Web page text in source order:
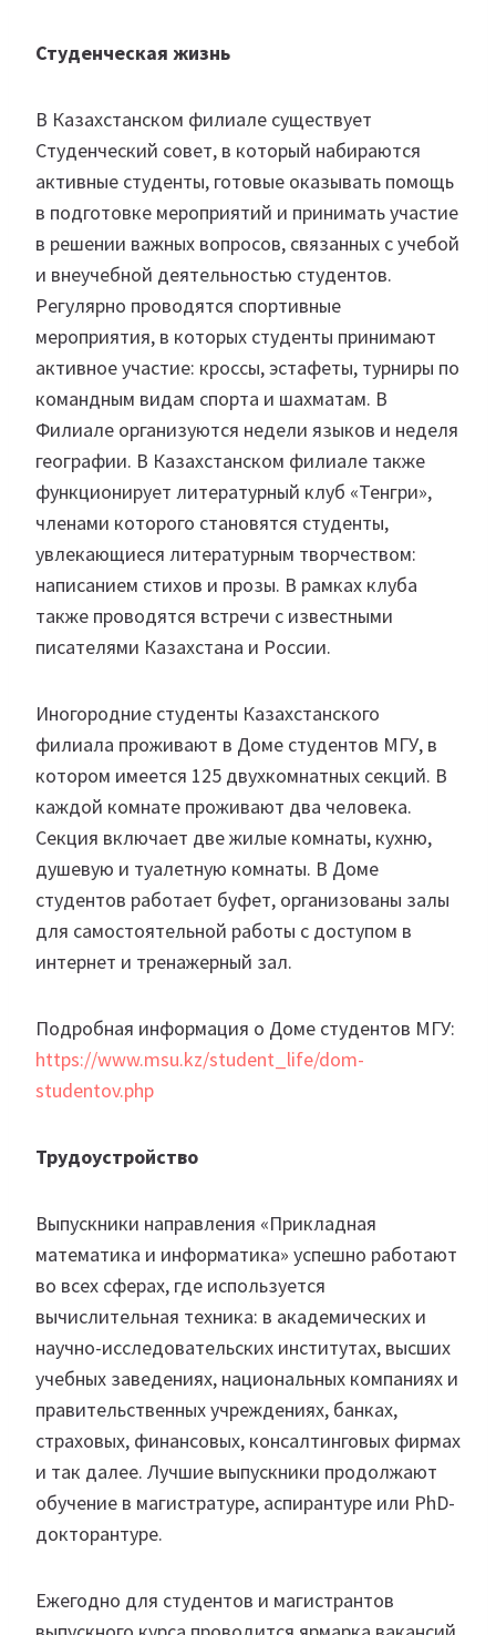
Студенческая жизнь
В Казахстанском филиале существует
Студенческий совет, в который набираются
активные студенты, готовые оказывать помощь
в подготовке мероприятий и принимать участие
в решении важных вопросов, связанных с учебой
и внеучебной деятельностью студентов.
Регулярно проводятся спортивные
мероприятия, в которых студенты принимают
активное участие: кроссы, эстафеты, турниры по
командным видам спорта и шахматам. В
Филиале организуются недели языков и неделя
географии. В Казахстанском филиале также
функционирует литературный клуб «Тенгри»,
членами которого становятся студенты,
увлекающиеся литературным творчеством:
написанием стихов и прозы. В рамках клуба
также проводятся встречи с известными
писателями Казахстана и России.
Иногородние студенты Казахстанского
филиала проживают в Доме студентов МГУ, в
котором имеется 125 двухкомнатных секций. В
каждой комнате проживают два человека.
Секция включает две жилые комнаты, кухню,
душевую и туалетную комнаты. В Доме
студентов работает буфет, организованы залы
для самостоятельной работы с доступом в
интернет и тренажерный зал.
Подробная информация о Доме студентов МГУ:
https://www.msu.kz/student_life/dom-
studentov.php
Трудоустройство
Выпускники направления «Прикладная
математика и информатика» успешно работают
во всех сферах, где используется
вычислительная техника: в академических и
научно-исследовательских институтах, высших
учебных заведениях, национальных компаниях и
правительственных учреждениях, банках,
страховых, финансовых, консалтинговых фирмах
и так далее. Лучшие выпускники продолжают
обучение в магистратуре, аспирантуре или PhD-
докторантуре.
Ежегодно для студентов и магистрантов